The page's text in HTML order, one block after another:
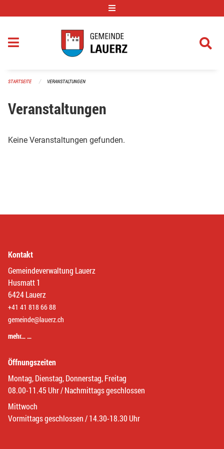
STARTSEITE VERANSTALTUNGEN
Veranstaltungen
Keine Veranstaltungen gefunden.
Kontakt
Gemeindeverwaltung Lauerz
Husmatt 1
6424 Lauerz
+41 41 818 66 88
gemeinde@lauerz.ch
mehr… …
Öffnungszeiten
Montag, Dienstag, Donnerstag, Freitag
08.00-11.45 Uhr / Nachmittags geschlossen
Mittwoch
Vormittags geschlossen / 14.30-18.30 Uhr